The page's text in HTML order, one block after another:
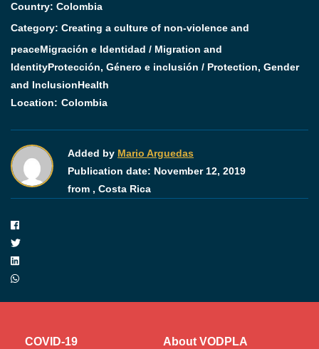
Country: Colombia
Category: Creating a culture of non-violence and
peaceMigración e Identidad / Migration and
IdentityProtección, Género e inclusión / Protection, Gender
and InclusionHealth
Location: Colombia
Added by Mario Arguedas
Publication date: November 12, 2019
from , Costa Rica
COVID-19 About VODPLA